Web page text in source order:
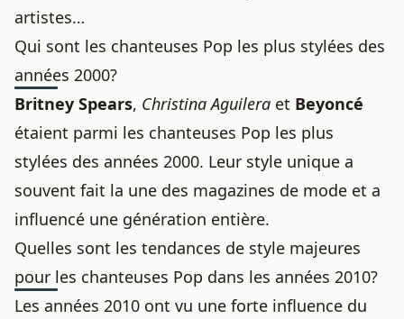
artistes…
Qui sont les chanteuses Pop les plus stylées des
années 2000?
Britney Spears, Christina Aguilera et Beyoncé
étaient parmi les chanteuses Pop les plus
stylées des années 2000. Leur style unique a
souvent fait la une des magazines de mode et a
influencé une génération entière.
Quelles sont les tendances de style majeures
pour les chanteuses Pop dans les années 2010?
Les années 2010 ont vu une forte influence du